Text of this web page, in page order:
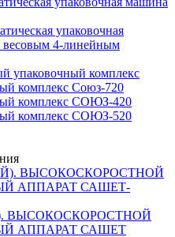
упаковочная
4-линейным
упаковочный комплекс
комплекс Союз-720
комплекс СОЮЗ-420
комплекс СОЮЗ-520
ВЫСОКОСКОРОСТНОЙ
АППАРАТ САШЕТ